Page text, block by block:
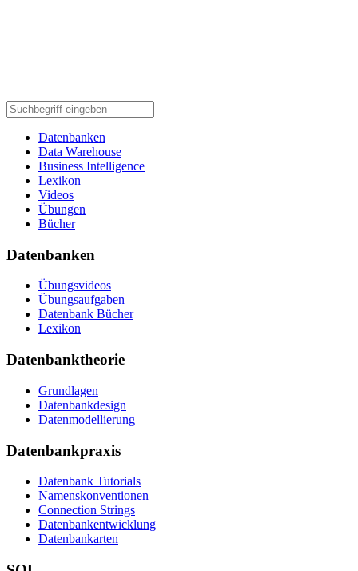
Datenbanken
Data Warehouse
Business Intelligence
Lexikon
Videos
Übungen
Bücher
Datenbanken
Übungsvideos
Übungsaufgaben
Datenbank Bücher
Lexikon
Datenbanktheorie
Grundlagen
Datenbankdesign
Datenmodellierung
Datenbankpraxis
Datenbank Tutorials
Namenskonventionen
Connection Strings
Datenbankentwicklung
Datenbankarten